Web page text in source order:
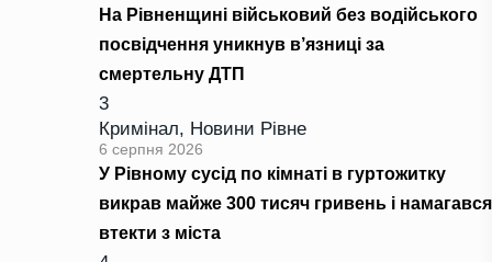
На Рівненщині військовий без водійського
посвідчення уникнув в’язниці за
смертельну ДТП
3
Кримінал, Новини Рівне
6 серпня 2026
У Рівному сусід по кімнаті в гуртожитку
викрав майже 300 тисяч гривень і намагався
втекти з міста